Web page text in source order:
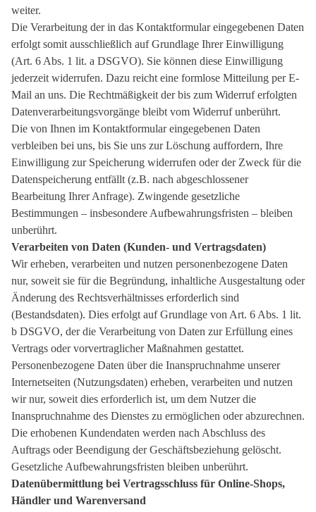
weiter.
Die Verarbeitung der in das Kontaktformular eingegebenen Daten
erfolgt somit ausschließlich auf Grundlage Ihrer Einwilligung
(Art. 6 Abs. 1 lit. a DSGVO). Sie können diese Einwilligung
jederzeit widerrufen. Dazu reicht eine formlose Mitteilung per E-
Mail an uns. Die Rechtmäßigkeit der bis zum Widerruf erfolgten
Datenverarbeitungsvorgänge bleibt vom Widerruf unberührt.
Die von Ihnen im Kontaktformular eingegebenen Daten
verbleiben bei uns, bis Sie uns zur Löschung auffordern, Ihre
Einwilligung zur Speicherung widerrufen oder der Zweck für die
Datenspeicherung entfällt (z.B. nach abgeschlossener
Bearbeitung Ihrer Anfrage). Zwingende gesetzliche
Bestimmungen – insbesondere Aufbewahrungsfristen – bleiben
unberührt.
Verarbeiten von Daten (Kunden- und Vertragsdaten)
Wir erheben, verarbeiten und nutzen personenbezogene Daten
nur, soweit sie für die Begründung, inhaltliche Ausgestaltung oder
Änderung des Rechtsverhältnisses erforderlich sind
(Bestandsdaten). Dies erfolgt auf Grundlage von Art. 6 Abs. 1 lit.
b DSGVO, der die Verarbeitung von Daten zur Erfüllung eines
Vertrags oder vorvertraglicher Maßnahmen gestattet.
Personenbezogene Daten über die Inanspruchnahme unserer
Internetseiten (Nutzungsdaten) erheben, verarbeiten und nutzen
wir nur, soweit dies erforderlich ist, um dem Nutzer die
Inanspruchnahme des Dienstes zu ermöglichen oder abzurechnen.
Die erhobenen Kundendaten werden nach Abschluss des
Auftrags oder Beendigung der Geschäftsbeziehung gelöscht.
Gesetzliche Aufbewahrungsfristen bleiben unberührt.
Datenübermittlung bei Vertragsschluss für Online-Shops,
Händler und Warenversand